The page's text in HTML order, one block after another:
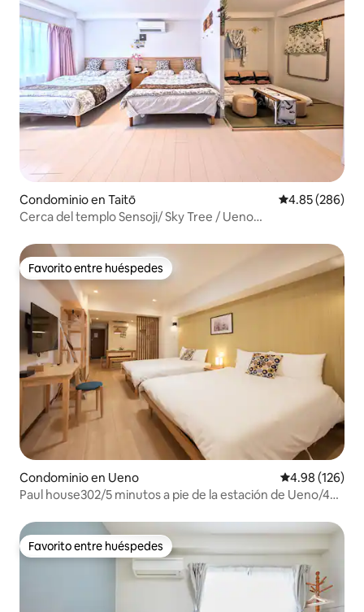
Condominio en Taitō Calificación
4.85 (286)
Cerca del templo Sensoji/ Sky Tree / Ueno
Favorito entre huéspedes
Favorito entre huéspedes
Condominio en Ueno Calificación
4.98 (126)
Paul house302/5 minutos a pie de la estación de Ueno/4
de alta velocidad gratuito/edificio con
ascensor/comunicación japonesa, inglesa y china
Favorito entre huéspedes
Favorito entre huéspedes